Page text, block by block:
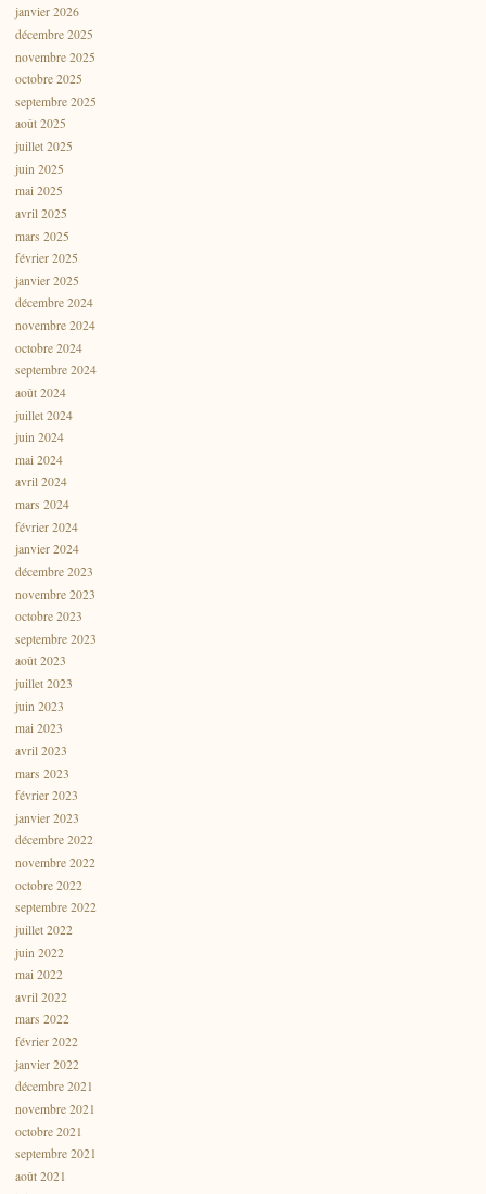
janvier 2026
décembre 2025
novembre 2025
octobre 2025
septembre 2025
août 2025
juillet 2025
juin 2025
mai 2025
avril 2025
mars 2025
février 2025
janvier 2025
décembre 2024
novembre 2024
octobre 2024
septembre 2024
août 2024
juillet 2024
juin 2024
mai 2024
avril 2024
mars 2024
février 2024
janvier 2024
décembre 2023
novembre 2023
octobre 2023
septembre 2023
août 2023
juillet 2023
juin 2023
mai 2023
avril 2023
mars 2023
février 2023
janvier 2023
décembre 2022
novembre 2022
octobre 2022
septembre 2022
juillet 2022
juin 2022
mai 2022
avril 2022
mars 2022
février 2022
janvier 2022
décembre 2021
novembre 2021
octobre 2021
septembre 2021
août 2021